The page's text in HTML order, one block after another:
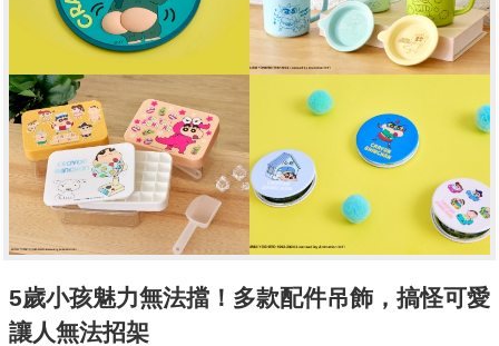
5歲小孩魅力無法擋！多款配件吊飾，搞怪可愛
讓人無法招架